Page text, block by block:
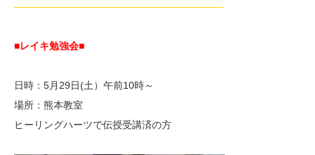
—————————————————————-
■レイキ勉強会■
日時：5月29日(土）午前10時～
場所：熊本教室
ヒーリングハーツで伝授受講済の方